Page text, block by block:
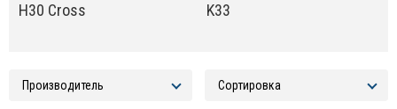
H30 Cross K33